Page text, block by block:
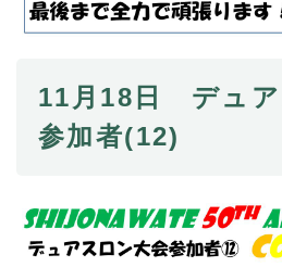
11月18日 デュア
参加者(12)